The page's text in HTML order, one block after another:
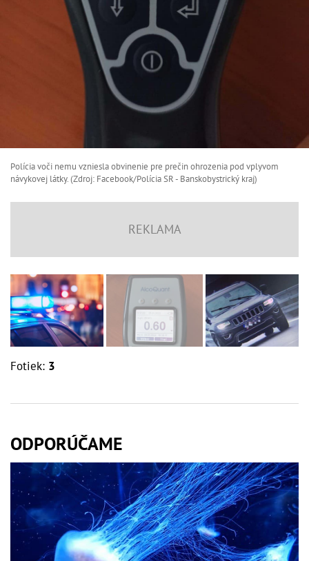
Polícia voči nemu vzniesla obvinenie pre prečin ohrozenia pod vplyvom
návykovej látky. (Zdroj: Facebook/Polícia SR - Banskobystrický kraj)
Fotiek: 3
ODPORÚČAME